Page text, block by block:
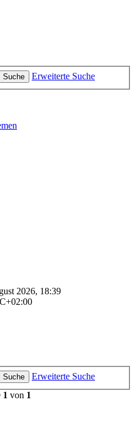
Suche Erweiterte Suche
2026, 18:39
Suche
Erweiterte Suche
1 von 1